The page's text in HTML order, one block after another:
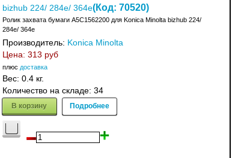
bizhub 224/ 284e/ 364e(Код: 70520)
Ролик захвата бумаги A5C1562200 для Konica Minolta bizhub 224/
284e/ 364e
Производитель: Konica Minolta
Цена: 313 руб
плюс доставка
Вес: 0.4 кг.
Количество на складе: 34
В корзину Подробнее